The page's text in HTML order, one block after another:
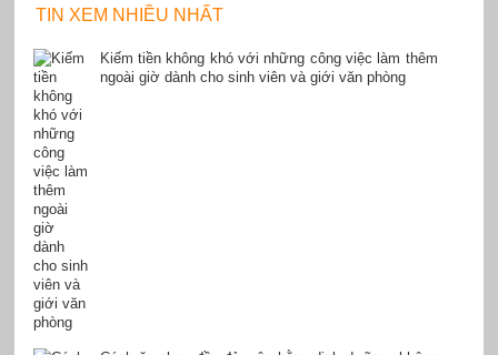
TIN XEM NHIỀU NHẤT
Kiếm tiền không khó với những công việc làm thêm
ngoài giờ dành cho sinh viên và giới văn phòng